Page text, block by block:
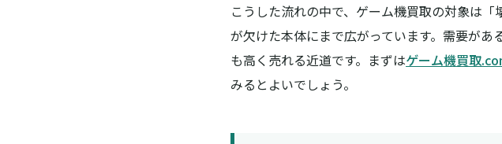
こうした流れの中で、 ゲーム機買取の対象は「
が欠けた本体にまで広がっています。需要が
も高く売れる近道です。まずはゲーム機買取
みるとよいでしょう。